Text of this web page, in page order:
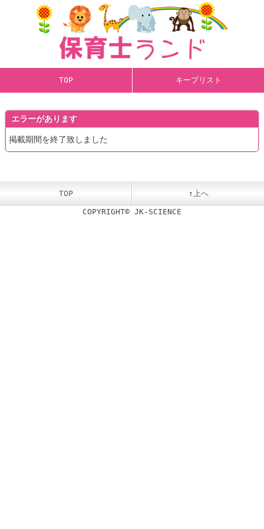
TOP キープリスト
エラーがあります
掲載期間を終了致しました
TOP ↑上へ
COPYRIGHT© JK-SCIENCE